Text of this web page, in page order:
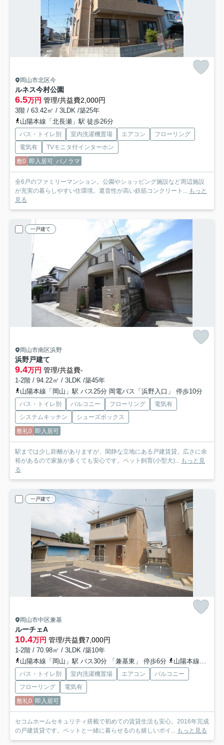
岡山市北区今
ルネス今村公園
6.5万円 管理/共益費2,000円
3階 / 63.42㎡ / 3LDK /築25年
山陽本線「北長瀬」駅 徒歩26分
バス・トイレ別 室内洗濯機置場 エアコン
フローリング
電気有
TVモニタ付インターホン
敷0 即入居可 パノラマ
全6戸のファミリーマンション。公園やショッピング施設など周辺施設
が充実の暮らしやすい住環境。遮音性が高い鉄筋コンクリート... もっと
見る
一戸建て
岡山市南区浜野
浜野戸建て
9.4万円 管理/共益費-
1-2階 / 94.22㎡ / 3LDK /築45年
山陽本線「岡山」駅 バス25分 岡電バス「浜野入口」 停歩10分
バス・トイレ別 バルコニー フローリング
電気有
システムキッチン
シューズボックス
敷礼0 即入居可
駅までは少し距離がありますが、閑静な立地にある戸建賃貸。広さに余
裕があるので家族が多くても安心です。ペット飼育(小型犬)... もっと見
る
一戸建て
岡山市中区兼基
ルーチェA
10.4万円 管理/共益費7,000円
1-2階 / 70.98㎡ / 3LDK /築10年
山陽本線「岡山」駅 バス30分 「兼基東」 停歩6分
山陽本線「東岡山」駅 徒歩24分
バス・トイレ別 室内洗濯機置場 エアコン
バルコニー
フローリング
電気有
敷礼0 即入居可
セコムホームセキュリティ搭載で初めての賃貸生活も安心。2016年完成
の戸建賃貸です。ペットと一緒に暮らせるのも嬉しいポイ... もっと見る